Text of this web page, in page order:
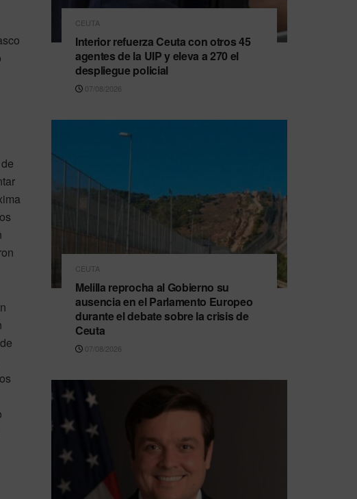
CEUTA
Interior refuerza Ceuta con otros 45
agentes de la UIP y eleva a 270 el
despliegue policial
07/08/2026
CEUTA
Melilla reprocha al Gobierno su
ausencia en el Parlamento Europeo
durante el debate sobre la crisis de
Ceuta
07/08/2026